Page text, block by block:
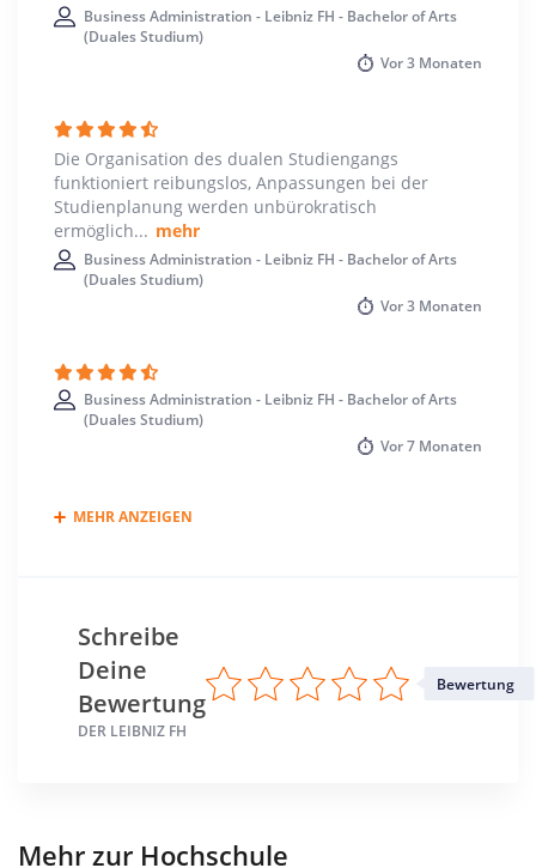
Business Administration - Leibniz FH - Bachelor of Arts
(Duales Studium)
Vor3 Monaten
Die Organisation des dualen Studiengangs
funktioniert reibungslos, Anpassungen bei der
Studienplanung werden unbürokratisch
ermöglich... mehr
Business Administration - Leibniz FH - Bachelor of Arts
(Duales Studium)
Vor3 Monaten
Business Administration - Leibniz FH - Bachelor of Arts
(Duales Studium)
Vor7 Monaten
MEHR ANZEIGEN
Schreibe
Deine
Bewertung
DER LEIBNIZ FH
Bewertung
Mehr zur Hochschule